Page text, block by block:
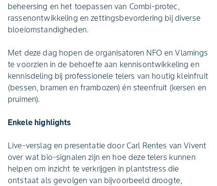
beheersing en het toepassen van Combi-protec,
rassenontwikkeling en zettingsbevordering bij diverse
bloeiomstandigheden.
Met deze dag hopen de organisatoren NFO en Vlamings
te voorzien in de behoefte aan kennisontwikkeling en
kennisdeling bij professionele telers van houtig kleinfruit
(bessen, bramen en frambozen) én steenfruit (kersen en
pruimen).
Enkele highlights
Live-verslag en presentatie door Carl Rentes van Vivent
over wat bio-signalen zijn en hoe deze telers kunnen
helpen om inzicht te verkrijgen in plantstress die
ontstaat als gevolgen van bijvoorbeeld droogte,